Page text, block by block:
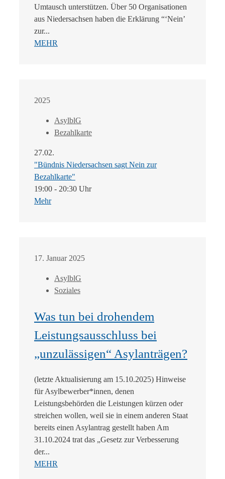
Umtausch unterstützen. Über 50 Organisationen
aus Niedersachsen haben die Erklärung “‘Nein’
zur...
MEHR
2025
AsylblG
Bezahlkarte
27.02.
"Bündnis Niedersachsen sagt Nein zur
Bezahlkarte"
19:00 - 20:30 Uhr
Mehr
17. Januar 2025
AsylblG
Soziales
Was tun bei drohendem
Leistungsausschluss bei
„unzulässigen“ Asylanträgen?
(letzte Aktualisierung am 15.10.2025) Hinweise
für Asylbewerber*innen, denen
Leistungsbehörden die Leistungen kürzen oder
streichen wollen, weil sie in einem anderen Staat
bereits einen Asylantrag gestellt haben Am
31.10.2024 trat das „Gesetz zur Verbesserung
der...
MEHR